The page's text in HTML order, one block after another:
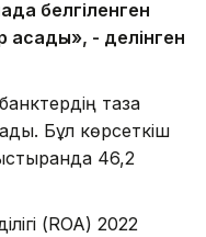
белгіленген
асады», - делінген
таза
Бұл көрсеткіш
46,2
(ROA) 2022